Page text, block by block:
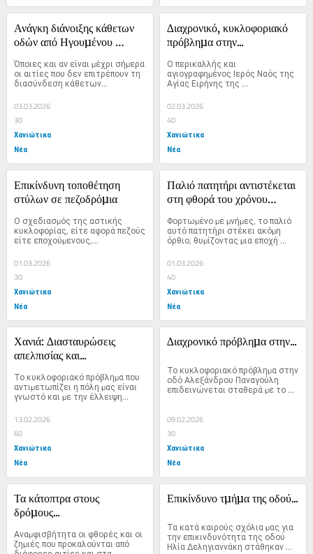
Ανάγκη διάνοιξης κάθετων
οδών από Ηγουµένου
Όποιες και αν είναι µέχρι σήµερα
οι αιτίες που δεν επιτρέπουν τη
διασύνδεση κάθετων...
03.03.2026
30
Χανιώτικα
Νέα
∆ιαχρονικό, κυκλοφοριακό
πρόβληµα στην...
Ο περικαλλής και
αγιογραφηµένος Ιερός Ναός της
Αγίας Ειρήνης της
Χρυσοβαλάντου, στην
Πελεκαπίνα, άρχισε...
02.03.2026
40
Χανιώτικα
Νέα
Επικίνδυνη τοποθέτηση
στύλων σε πεζοδρόµια
Ο σχεδιασµός της αστικής
κυκλοφορίας, είτε αφορά πεζούς
είτε εποχούµενους,...
01.03.2026
30
Χανιώτικα
Νέα
Παλιό πατητήρι αντιστέκεται
στη φθορά του χρόνου…
Φορτωµένο µε µνήµες, το παλιό
αυτό πατητήρι στέκει ακόµη
όρθιο, θυµίζοντας µια εποχή
όπου...
01.03.2026
40
Χανιώτικα
Νέα
Χανιά: ∆ιασταυρώσεις
απελπισίας και...
Το κυκλοφοριακό πρόβληµα που
αντιµετωπίζει η πόλη µας είναι
γνωστό και µε την έλλειψη...
13.02.2026
60
Χανιώτικα
Νέα
∆ιαχρονικό πρόβληµα στην...
Το κυκλοφοριακό πρόβληµα στην
οδό Αλεξάνδρου Παναγούλη
επιδεινώνεται σταθερά µε το
πέρασµα των χρόνων....
09.02.2026
30
Χανιώτικα
Νέα
Τα κάτοπτρα στους
δρόµους...
Αναµφισβήτητα οι φθορές και οι
ζηµιές που προκαλούνται από
Επικίνδυνο τµήµα της οδού...
Τα κατά καιρούς σχόλια µας για
την επικινδυνότητα της οδού
Ηλία ∆εληγιαννάκη στάθηκαν